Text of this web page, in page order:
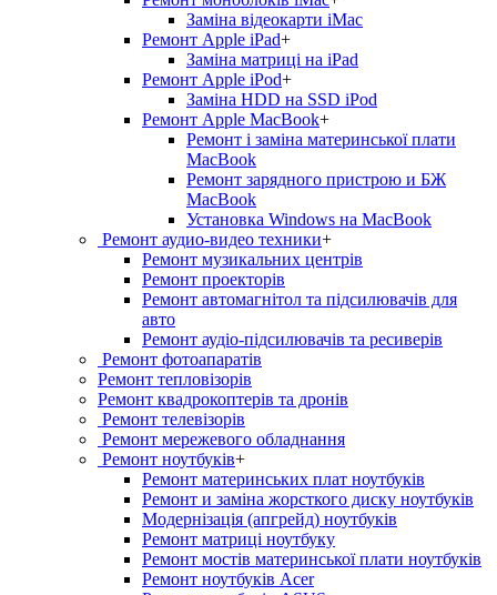
Заміна відеокарти iMac
Ремонт Apple iPad+
Заміна матриці на iPad
Ремонт Apple iPod+
Заміна HDD на SSD iPod
Ремонт Apple MacBook+
Ремонт і заміна материнської плати
MacBook
Ремонт зарядного пристрою и БЖ
MacBook
Установка Windows на MacBook
Ремонт аудио-видео техники+
Ремонт музикальних центрів
Ремонт проекторів
Ремонт автомагнітол та підсилювачів для
авто
Ремонт аудіо-підсилювачів та ресиверів
Ремонт фотоапаратів
Ремонт тепловізорів
Ремонт квадрокоптерів та дронів
Ремонт телевізорів
Ремонт мережевого обладнання
Ремонт ноутбуків+
Ремонт материнських плат ноутбуків
Ремонт и заміна жорсткого диску ноутбуків
Модернізація (апгрейд) ноутбуків
Ремонт матриці ноутбуку
Ремонт мостів материнської плати ноутбуків
Ремонт ноутбуків Acer